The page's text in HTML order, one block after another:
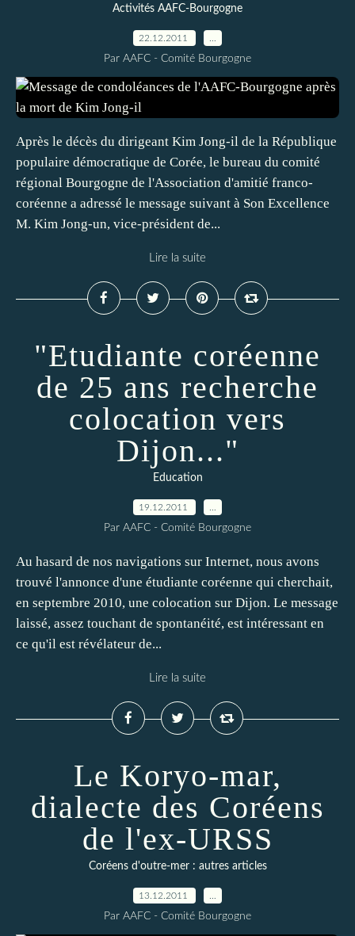
Activités AAFC-Bourgogne
22.12.2011
Par AAFC - Comité Bourgogne
Après le décès du dirigeant Kim Jong-il de la République
populaire démocratique de Corée, le bureau du comité
régional Bourgogne de l'Association d'amitié franco-
coréenne a adressé le message suivant à Son Excellence
M. Kim Jong-un, vice-président de...
Lire la suite
"Etudiante coréenne
de 25 ans recherche
colocation vers
Dijon..."
Education
19.12.2011
Par AAFC - Comité Bourgogne
Au hasard de nos navigations sur Internet, nous avons
trouvé l'annonce d'une étudiante coréenne qui cherchait,
en septembre 2010, une colocation sur Dijon. Le message
laissé, assez touchant de spontanéité, est intéressant en
ce qu'il est révélateur de...
Lire la suite
Le Koryo-mar,
dialecte des Coréens
de l'ex-URSS
Coréens d'outre-mer : autres articles
13.12.2011
Par AAFC - Comité Bourgogne